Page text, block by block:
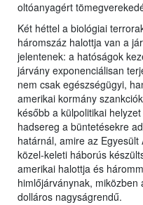
oltóanyagért
Két héttel a biológiai
háromszáz halottja van a
jelentenek: a hatóságok
járvány exponenciálisan
nem csak egészségügyi,
amerikai kormány
később a külpolitikai
hadsereg a büntetésekre
határnál, amire az
közel-keleti háborús
amerikai halottja és
himlőjárványnak,
dolláros nagyságrendű.